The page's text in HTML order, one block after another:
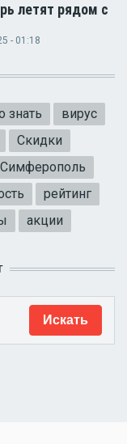
летят рядом с
- 01:18
знать
вирус
Скидки
Симферополь
рейтинг
акции